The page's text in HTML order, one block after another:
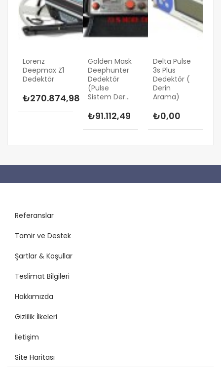
Lorenz
Deepmax Z1
Dedektör
₺270.874,98
Golden Mask
Deephunter
Dedektör
(pulse
Sistem Der...
₺91.112,49
Delta Pulse
3s Plus
Dedektör (
Derin
Arama)
₺0,00
Referanslar
Tamir ve Destek
Şartlar & Koşullar
Teslimat Bilgileri
Hakkımızda
Gizlilik İlkeleri
İletişim
Site Haritası